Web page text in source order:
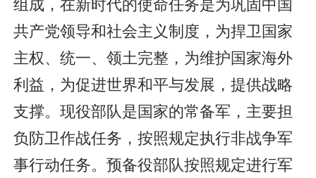
共产党领导和社会主义制度，为捍卫国家
主权、统一、领土完整，为维护国家海外
利益，为促进世界和平与发展，提供战略
支撑。现役部队是国家的常备军，主要担
负防卫作战任务，按照规定执行非战争军
事行动任务。预备役部队按照规定进行军